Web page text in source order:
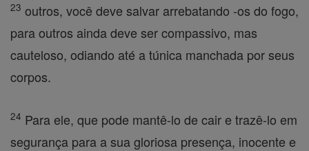
23 outros, você deve salvar arrebatando -os do fogo,
para outros ainda deve ser compassivo, mas
cauteloso, odiando até a túnica manchada por seus
corpos.
24 Para ele, que pode mantê-lo de cair e trazê-lo em
segurança para a sua gloriosa presença, inocente e